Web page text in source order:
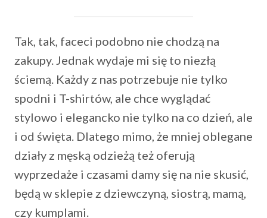
Tak, tak, faceci podobno nie chodzą na
zakupy. Jednak wydaje mi się to niezłą
ściemą. Każdy z nas potrzebuje nie tylko
spodni i T-shirtów, ale chce wyglądać
stylowo i elegancko nie tylko na co dzień, ale
i od święta. Dlatego mimo, że mniej oblegane
działy z męską odzieżą też oferują
wyprzedaże i czasami damy się na nie skusić,
będą w sklepie z dziewczyną, siostrą, mamą,
czy kumplami.